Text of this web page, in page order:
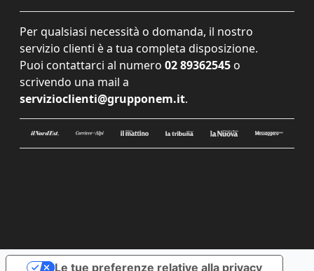
Per qualsiasi necessità o domanda, il nostro
servizio clienti è a tua completa disposizione.
Puoi contattarci al numero 02 89362545 o
scrivendo una mail a
servizioclienti@grupponem.it.
Le tue preferenze relative alla privacy